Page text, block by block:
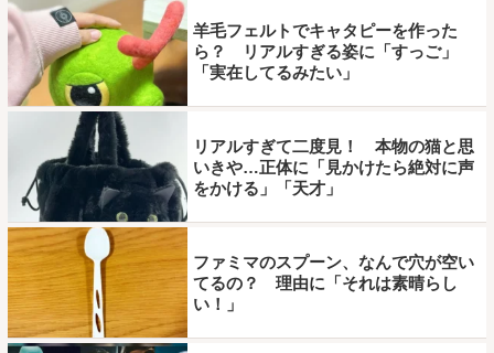
羊毛フェルトでキャタピーを作った
ら？ リアルすぎる姿に「すっご」
「実在してるみたい」
リアルすぎて二度見！ 本物の猫と思
いきや…正体に「見かけたら絶対に声
をかける」「天才」
ファミマのスプーン、なんで穴が空い
てるの？ 理由に「それは素晴らし
い！」